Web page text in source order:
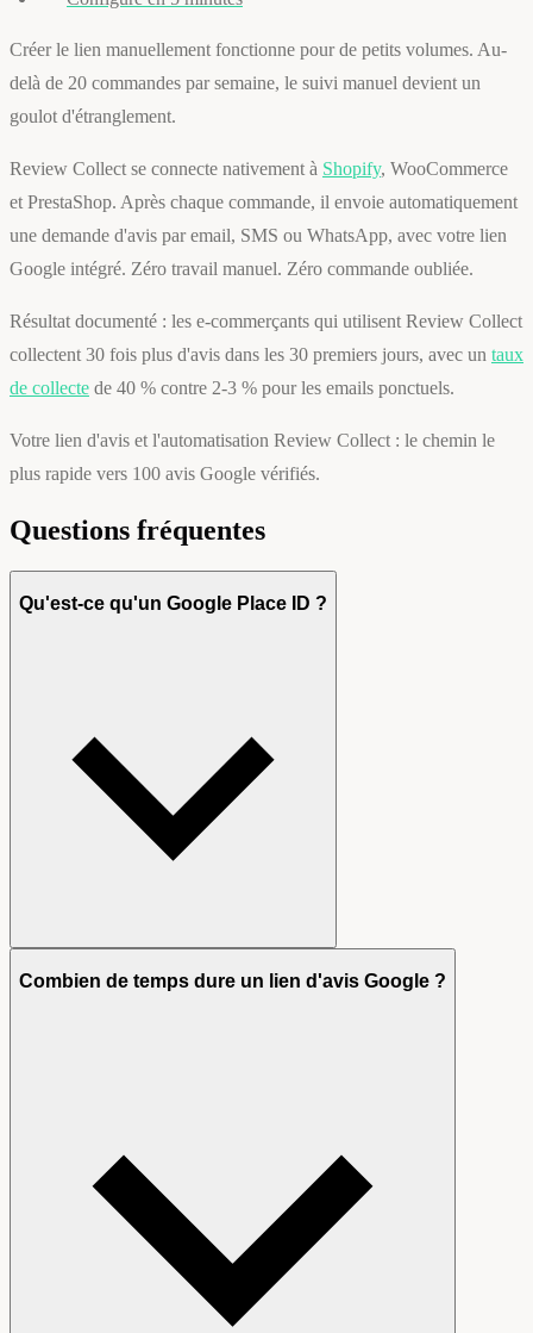
Créer le lien manuellement fonctionne pour de petits volumes. Au-
delà de 20 commandes par semaine, le suivi manuel devient un
goulot d'étranglement.
Review Collect se connecte nativement à Shopify, WooCommerce
et PrestaShop. Après chaque commande, il envoie automatiquement
une demande d'avis par email, SMS ou WhatsApp, avec votre lien
Google intégré. Zéro travail manuel. Zéro commande oubliée.
Résultat documenté : les e-commerçants qui utilisent Review Collect
collectent 30 fois plus d'avis dans les 30 premiers jours, avec un taux
de collecte de 40 % contre 2-3 % pour les emails ponctuels.
Votre lien d'avis et l'automatisation Review Collect : le chemin le
plus rapide vers 100 avis Google vérifiés.
Questions fréquentes
Qu'est-ce qu'un Google Place ID ?
Combien de temps dure un lien d'avis Google ?